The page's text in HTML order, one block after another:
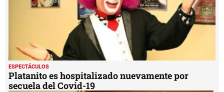
ESPECTÁCULOS
Platanito es hospitalizado nuevamente por
secuela del Covid-19